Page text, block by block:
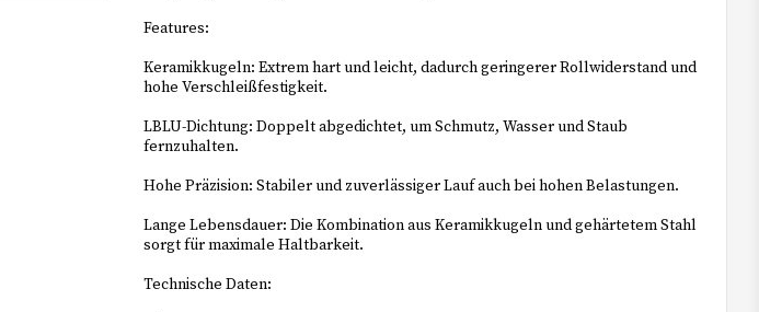
Features:
Keramikkugeln: Extrem hart und leicht, dadurch geringerer Rollwiderstand und
hohe Verschleißfestigkeit.
LBLU-Dichtung: Doppelt abgedichtet, um Schmutz, Wasser und Staub
fernzuhalten.
Hohe Präzision: Stabiler und zuverlässiger Lauf auch bei hohen Belastungen.
Lange Lebensdauer: Die Kombination aus Keramikkugeln und gehärtetem Stahl
sorgt für maximale Haltbarkeit.
Technische Daten: